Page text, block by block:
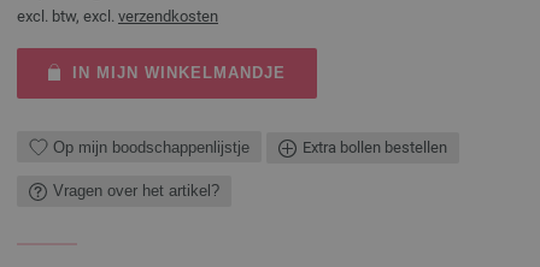
excl. btw, excl. verzendkosten
IN MIJN WINKELMANDJE
Op mijn boodschappenlijstje Extra bollen bestellen
Vragen over het artikel?